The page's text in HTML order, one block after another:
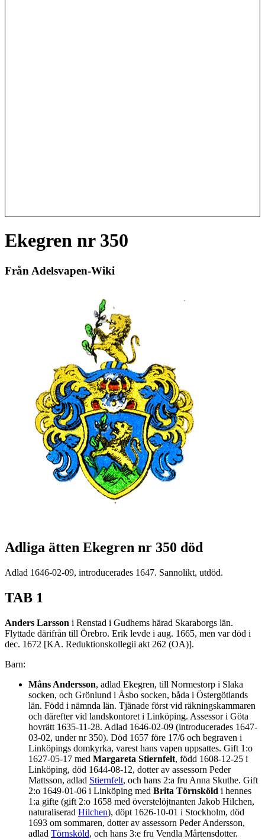
Ekegren nr 350
Från Adelsvapen-Wiki
Adliga ätten Ekegren nr 350 död
Adlad 1646-02-09, introducerades 1647. Sannolikt, utdöd.
TAB 1
Anders Larsson i Renstad i Gudhems härad Skaraborgs län.
Flyttade därifrån till Örebro. Erik levde i aug. 1665, men var död i
dec. 1672 [KA. Reduktionskollegii akt 262 (OA)].
Barn:
Måns Andersson, adlad Ekegren, till Normestorp i Slaka
socken, och Grönlund i Åsbo socken, båda i Östergötlands
län. Född i nämnda län. Tjänade först vid räkningskammaren
och därefter vid landskontoret i Linköping. Assessor i Göta
hovrätt 1635-11-28. Adlad 1646-02-09 (introducerades 1647-
03-02, under nr 350). Död 1657 före 17/6 och begraven i
Linköpings domkyrka, varest hans vapen uppsattes. Gift 1:o
1627-05-17 med Margareta Stiernfelt, född 1608-12-25 i
Linköping, död 1644-08-12, dotter av assessorn Peder
Mattsson, adlad Stiernfelt, och hans 2:a fru Anna Skuthe. Gift
2:o 1649-01-06 i Linköping med Brita Törnsköld i hennes
1:a gifte (gift 2:o 1658 med överstelöjtnanten Jakob Hilchen,
naturaliserad Hilchen), döpt 1626-10-01 i Stockholm, död
1693 om sommaren, dotter av assessorn Peder Andersson,
adlad Törnsköld, och hans 3:e fru Vendla Mårtensdotter.